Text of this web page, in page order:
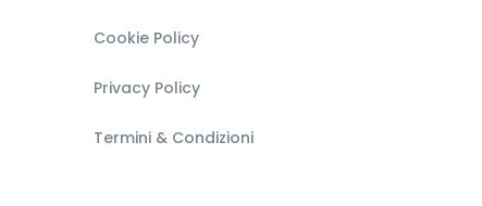
Cookie Policy
Privacy Policy
Termini & Condizioni